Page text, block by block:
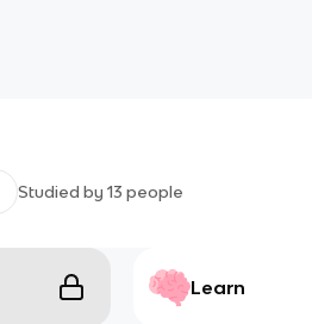
Studied by 13 people
Learn